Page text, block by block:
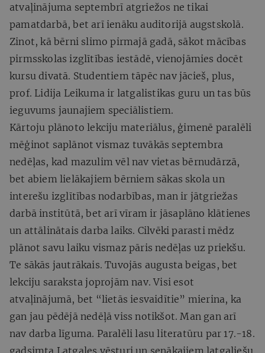
atvaļinājuma septembrī atgriežos ne tikai
pamatdarbā, bet arī ienāku auditorijā augstskolā.
Zinot, kā bērni slimo pirmajā gadā, sākot mācības
pirmsskolas izglītības iestādē, vienojāmies docēt
kursu divatā. Studentiem tāpēc nav jācieš, plus,
prof. Lidija Leikuma ir latgalistikas guru un tas būs
ieguvums jaunajiem speciālistiem.
Kārtoju plānoto lekciju materiālus, ģimenē paralēli
mēģinot saplānot vismaz tuvākās septembra
nedēļas, kad mazulim vēl nav vietas bērnudārzā,
bet abiem lielākajiem bērniem sākas skola un
interešu izglītības nodarbības, man ir jātgriežas
darbā institūtā, bet arī vīram ir jāsaplāno klātienes
un attālinātais darba laiks. Cilvēki parasti mēdz
plānot savu laiku vismaz pāris nedēļas uz priekšu.
Te sākās jautrākais. Tuvojās augusta beigas, bet
lekciju saraksta joprojām nav. Visi esot
atvaļinājumā, bet “lietās iesvaidītie” mierina, ka
gan jau pēdējā nedēļā viss notikšot. Man gan arī
nav darba līguma. Paralēli lasu literatūru par 17.-18.
gadsimta Latgales vēsturi un senākajiem latgaliešu